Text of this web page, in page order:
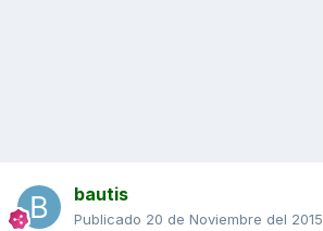
bautis
Publicado 20 de Noviembre del 2015